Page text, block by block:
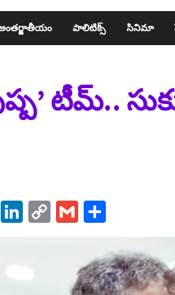
పాలిటిక్స్​ సినిమా
టీమ్..
Threads
LinkedIn
CopyGmail